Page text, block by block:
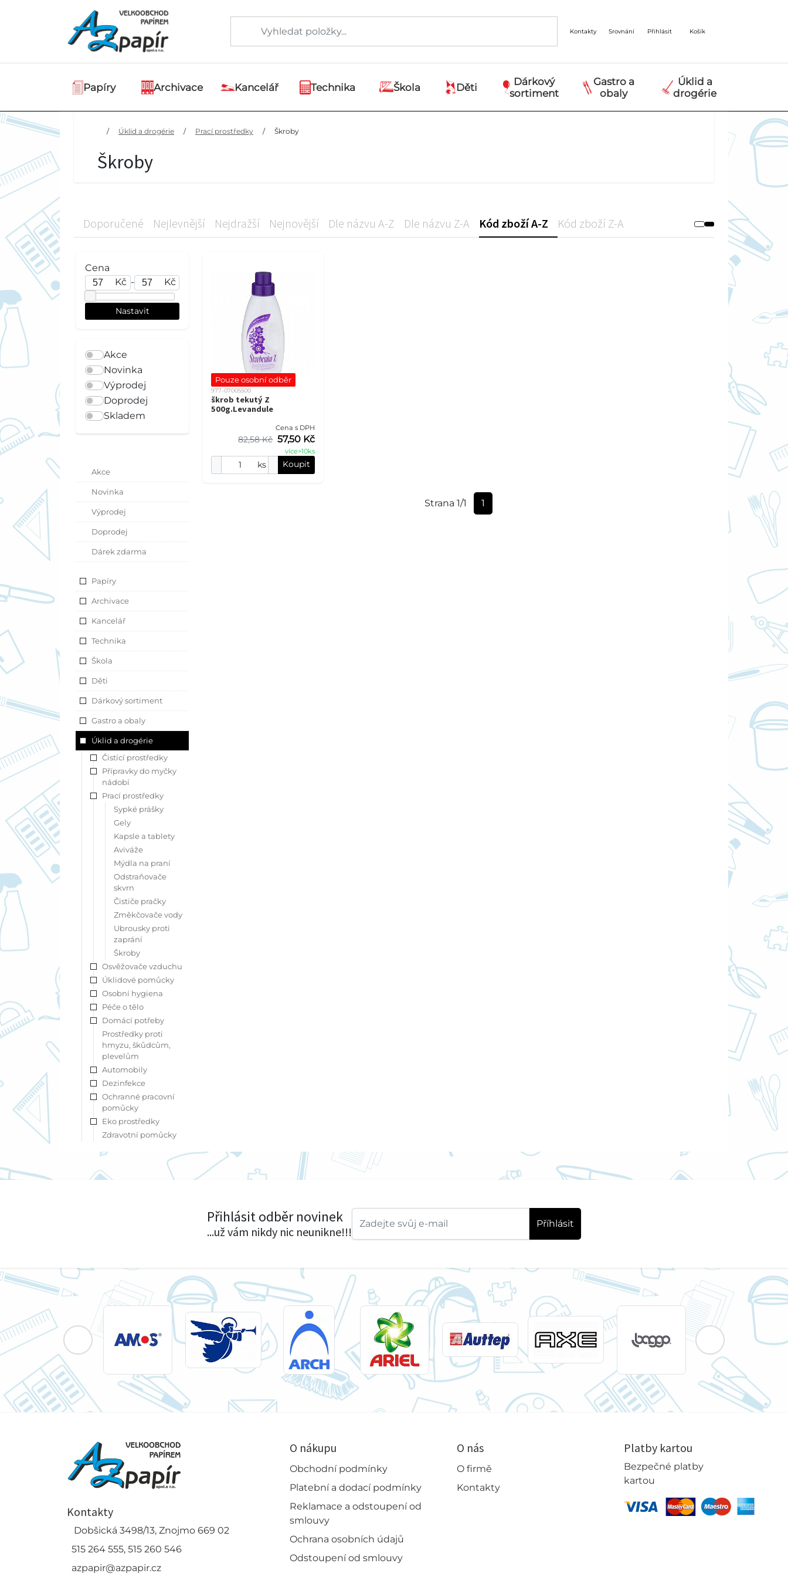
Kontakty Srovnání Přihlásit Košík
Papíry Archivace Kancelář Technika Škola Děti
Dárkový
sortiment
Gastro a
obaly
Úklid a
drogérie
/ Úklid a drogérie / Prací prostředky / Škroby
Škroby
Doporučené Nejlevnější Nejdražší Nejnovější Dle názvu A-Z Dle názvu Z-A Kód zboží A-Z Kód zboží Z-A
Cena
Kč - Kč
Akce
Novinka
Výprodej
Doprodej
Skladem
Akce
Novinka
Výprodej
Doprodej
Dárek zdarma
Papíry
Archivace
Kancelář
Technika
Škola
Děti
Dárkový sortiment
Gastro a obaly
Úklid a drogérie
Čistící prostředky
Přípravky do myčky
nádobí
Prací prostředky
Sypké prášky
Gely
Kapsle a tablety
Aviváže
Mýdla na praní
Odstraňovače
skvrn
Čističe pračky
Změkčovače vody
Ubrousky proti
zaprání
Škroby
Osvěžovače vzduchu
Úklidové pomůcky
Osobní hygiena
Péče o tělo
Domácí potřeby
Prostředky proti
hmyzu, škůdcům,
plevelům
Automobily
Dezinfekce
Ochranné pracovní
pomůcky
Eko prostředky
Zdravotní pomůcky
Pouze osobní odběr
977-07005500
škrob tekutý Z
500g.Levandule
Cena s DPH
82,58 Kč 57,50 Kč
více>10ks
ks Koupit
Strana 1/1 1
Přihlásit odběr novinek
...už vám nikdy nic neunikne!!!
Příhlásit
Kontakty
Dobšická 3498/13, Znojmo 669 02
515 264 555, 515 260 546
azpapir@azpapir.cz
O nákupu
Obchodní podmínky
Platební a dodací podmínky
Reklamace a odstoupení od
smlouvy
Ochrana osobních údajů
Odstoupení od smlouvy
O nás
O firmě
Kontakty
Platby kartou
Bezpečné platby
kartou